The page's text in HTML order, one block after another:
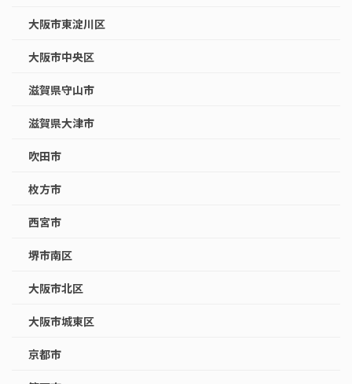
大阪市東淀川区
大阪市中央区
滋賀県守山市
滋賀県大津市
吹田市
枚方市
西宮市
堺市南区
大阪市北区
大阪市城東区
京都市